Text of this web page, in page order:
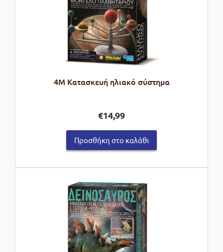
4M Κατασκευή ηλιακό σύστημα
€14,99
Προσθήκη στο καλάθι